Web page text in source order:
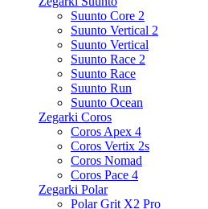
Suunto Core 2
Suunto Vertical 2
Suunto Vertical
Suunto Race 2
Suunto Race
Suunto Run
Suunto Ocean
Zegarki Coros
Coros Apex 4
Coros Vertix 2s
Coros Nomad
Coros Pace 4
Zegarki Polar
Polar Grit X2 Pro